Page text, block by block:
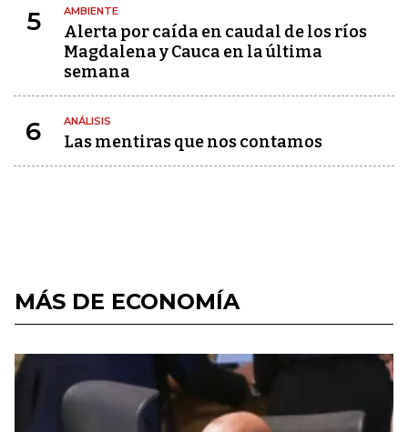
5 AMBIENTE
Alerta por caída en caudal de los ríos
Magdalena y Cauca en la última
semana
6 ANÁLISIS
Las mentiras que nos contamos
MÁS DE ECONOMÍA